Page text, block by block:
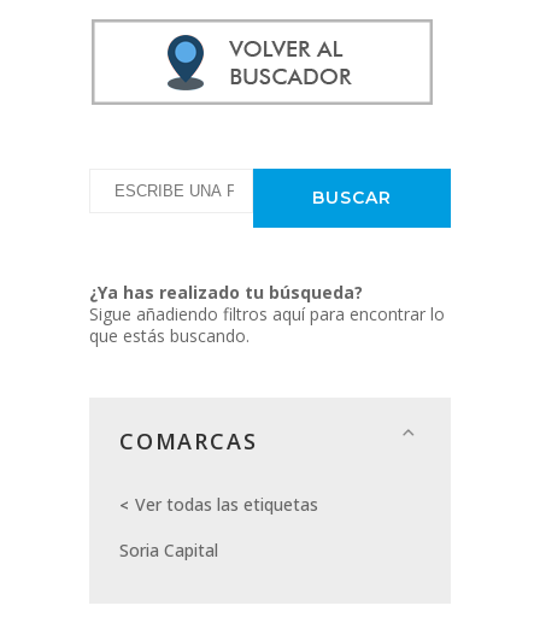
¿Ya has realizado tu búsqueda?
Sigue añadiendo filtros aquí para encontrar lo
que estás buscando.
COMARCAS
Ver todas las etiquetas
Soria Capital